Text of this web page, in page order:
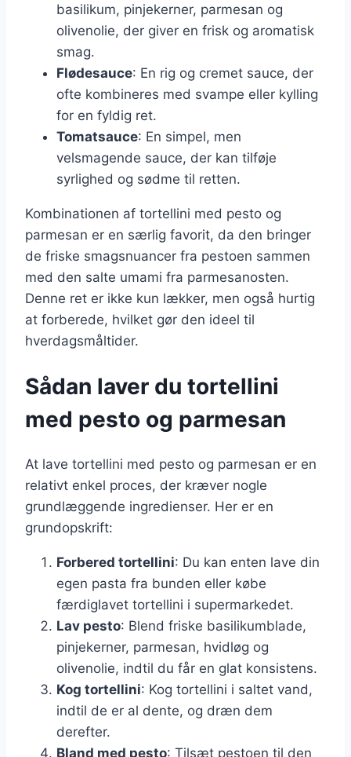
basilikum, pinjekerner, parmesan og
olivenolie, der giver en frisk og aromatisk
smag.
Flødesauce: En rig og cremet sauce, der
ofte kombineres med svampe eller kylling
for en fyldig ret.
Tomatsauce: En simpel, men
velsmagende sauce, der kan tilføje
syrlighed og sødme til retten.
Kombinationen af tortellini med pesto og
parmesan er en særlig favorit, da den bringer
de friske smagsnuancer fra pestoen sammen
med den salte umami fra parmesanosten.
Denne ret er ikke kun lækker, men også hurtig
at forberede, hvilket gør den ideel til
hverdagsmåltider.
Sådan laver du tortellini
med pesto og parmesan
At lave tortellini med pesto og parmesan er en
relativt enkel proces, der kræver nogle
grundlæggende ingredienser. Her er en
grundopskrift:
Forbered tortellini: Du kan enten lave din
egen pasta fra bunden eller købe
færdiglavet tortellini i supermarkedet.
Lav pesto: Blend friske basilikumblade,
pinjekerner, parmesan, hvidløg og
olivenolie, indtil du får en glat konsistens.
Kog tortellini: Kog tortellini i saltet vand,
indtil de er al dente, og dræn dem
derefter.
Bland med pesto: Tilsæt pestoen til den